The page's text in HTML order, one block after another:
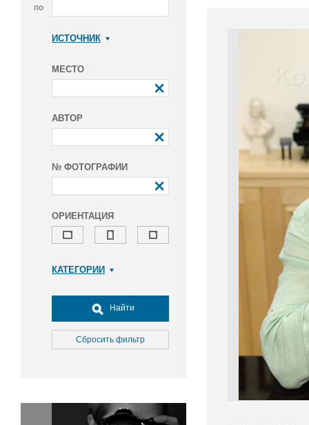
по
ИСТОЧНИК
МЕСТО
АВТОР
№ ФОТОГРАФИИ
ОРИЕНТАЦИЯ
КАТЕГОРИИ
Досуг, туризм и отдых
Культура
Медицина
Окружающая среда
Найти
Сбросить фильтр